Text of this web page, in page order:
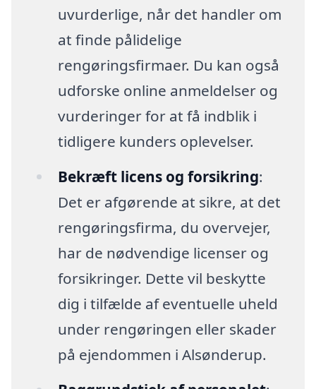
uvurderlige, når det handler om
at finde pålidelige
rengøringsfirmaer. Du kan også
udforske online anmeldelser og
vurderinger for at få indblik i
tidligere kunders oplevelser.
Bekræft licens og forsikring:
Det er afgørende at sikre, at det
rengøringsfirma, du overvejer,
har de nødvendige licenser og
forsikringer. Dette vil beskytte
dig i tilfælde af eventuelle uheld
under rengøringen eller skader
på ejendommen i Alsønderup.